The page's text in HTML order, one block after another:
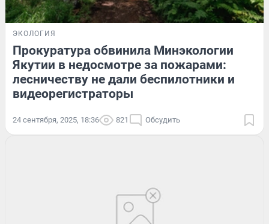
ЭКОЛОГИЯ
Прокуратура обвинила Минэкологии
Якутии в недосмотре за пожарами:
лесничеству не дали беспилотники и
видеорегистраторы
24 сентября, 2025, 18:36 821 Обсудить